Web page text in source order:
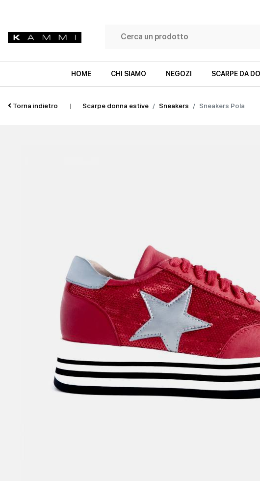
HOME CHI SIAMO NEGOZI SCARPE DA
SANDALI CON TACCO SCARPE
SCARPE BASSE
Torna indietro | Scarpe donna estive Sneakers Sneakers Pola